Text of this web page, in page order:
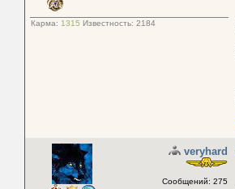
Карма: 1315 Известность: 2184
veryhard
Сообщений: 275